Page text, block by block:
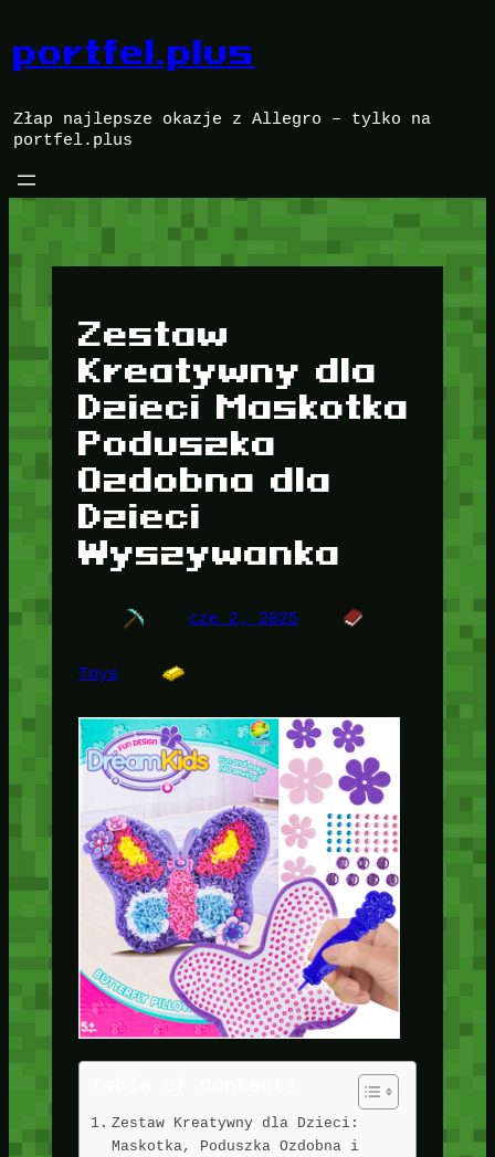
treści
portfel.plus
Złap najlepsze okazje z Allegro – tylko na
portfel.plus
Zestaw
Kreatywny dla
Dzieci Maskotka
Poduszka
Ozdobna dla
Dzieci
Wyszywanka
cze 2, 2025
Toys
Zestaw Kreatywny dla Dzieci:
Maskotka, Poduszka Ozdobna i